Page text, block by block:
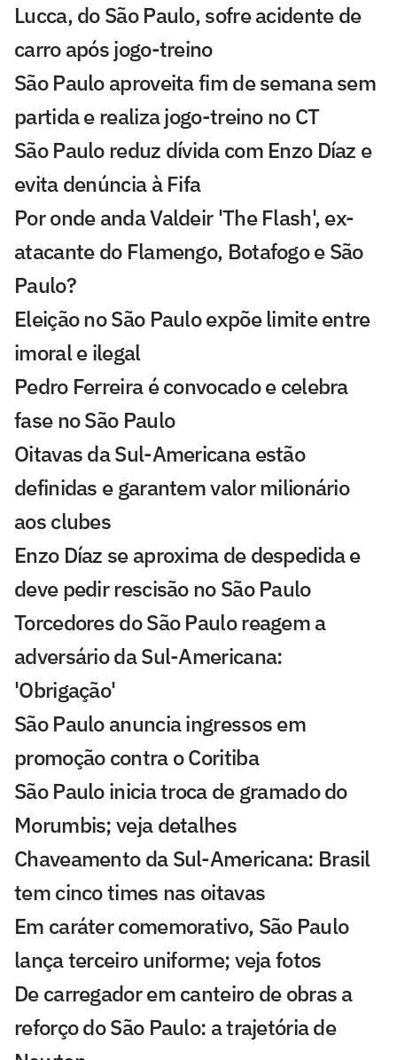
Lucca, do São Paulo, sofre acidente de
carro após jogo-treino
São Paulo aproveita fim de semana sem
partida e realiza jogo-treino no CT
São Paulo reduz dívida com Enzo Díaz e
evita denúncia à Fifa
Por onde anda Valdeir 'The Flash', ex-
atacante do Flamengo, Botafogo e São
Paulo?
Eleição no São Paulo expõe limite entre
imoral e ilegal
Pedro Ferreira é convocado e celebra
fase no São Paulo
Oitavas da Sul-Americana estão
definidas e garantem valor milionário
aos clubes
Enzo Díaz se aproxima de despedida e
deve pedir rescisão no São Paulo
Torcedores do São Paulo reagem a
adversário da Sul-Americana:
'Obrigação'
São Paulo anuncia ingressos em
promoção contra o Coritiba
São Paulo inicia troca de gramado do
Morumbis; veja detalhes
Chaveamento da Sul-Americana: Brasil
tem cinco times nas oitavas
Em caráter comemorativo, São Paulo
lança terceiro uniforme; veja fotos
De carregador em canteiro de obras a
reforço do São Paulo: a trajetória de